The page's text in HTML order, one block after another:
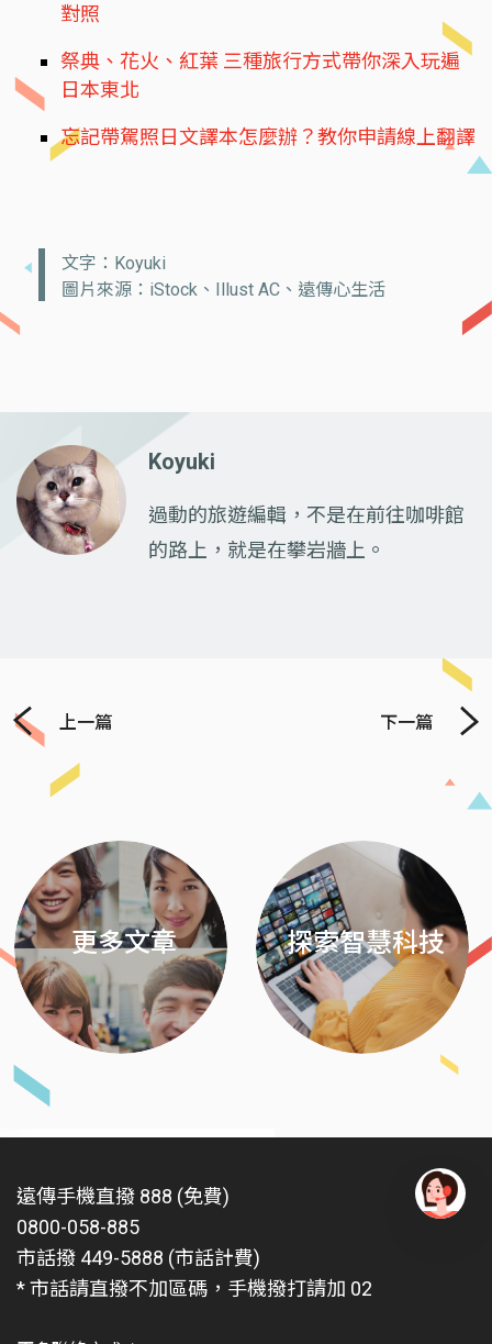
對照
祭典、花火、紅葉 三種旅行方式帶你深入玩遍
日本東北
忘記帶駕照日文譯本怎麼辦？教你申請線上翻譯
文字：Koyuki
圖片來源：iStock、Illust AC、遠傳心生活
Koyuki
過動的旅遊編輯，不是在前往咖啡館
的路上，就是在攀岩牆上。
上一篇 下一篇
Previous
更多文章 探索智慧科技
Next
遠傳手機直撥 888 (免費)
0800-058-885
市話撥 449-5888 (市話計費)
* 市話請直撥不加區碼，手機撥打請加 02